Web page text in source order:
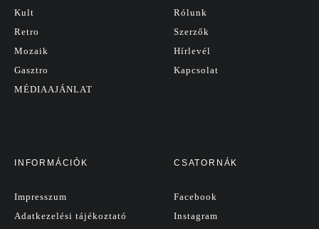
Kult
Retro
Mozaik
Gasztro
MÉDIAAJÁNLAT
Rólunk
Szerzők
Hírlevél
Kapcsolat
INFORMÁCIÓK
Impresszum
Adatkezelési tájékoztató
CSATORNÁK
Facebook
Instagram